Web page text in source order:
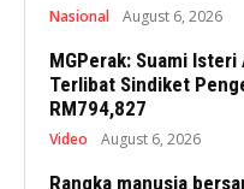
Nasional August 6, 2026
MGPerak: Suami
Terlibat Sindiket
RM794,827
Video August 6, 2026
Rangka manusia